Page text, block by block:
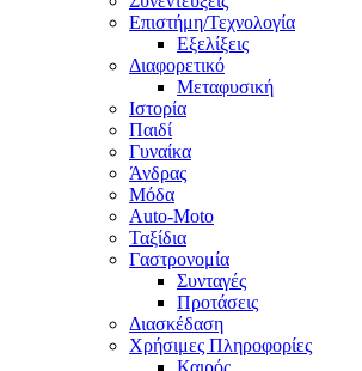
Επιστήμη/Τεχνολογία
Εξελίξεις
Διαφορετικό
Μεταφυσική
Ιστορία
Παιδί
Γυναίκα
Άνδρας
Μόδα
Auto-Moto
Ταξίδια
Γαστρονομία
Συνταγές
Προτάσεις
Διασκέδαση
Χρήσιμες Πληροφορίες
Καιρός